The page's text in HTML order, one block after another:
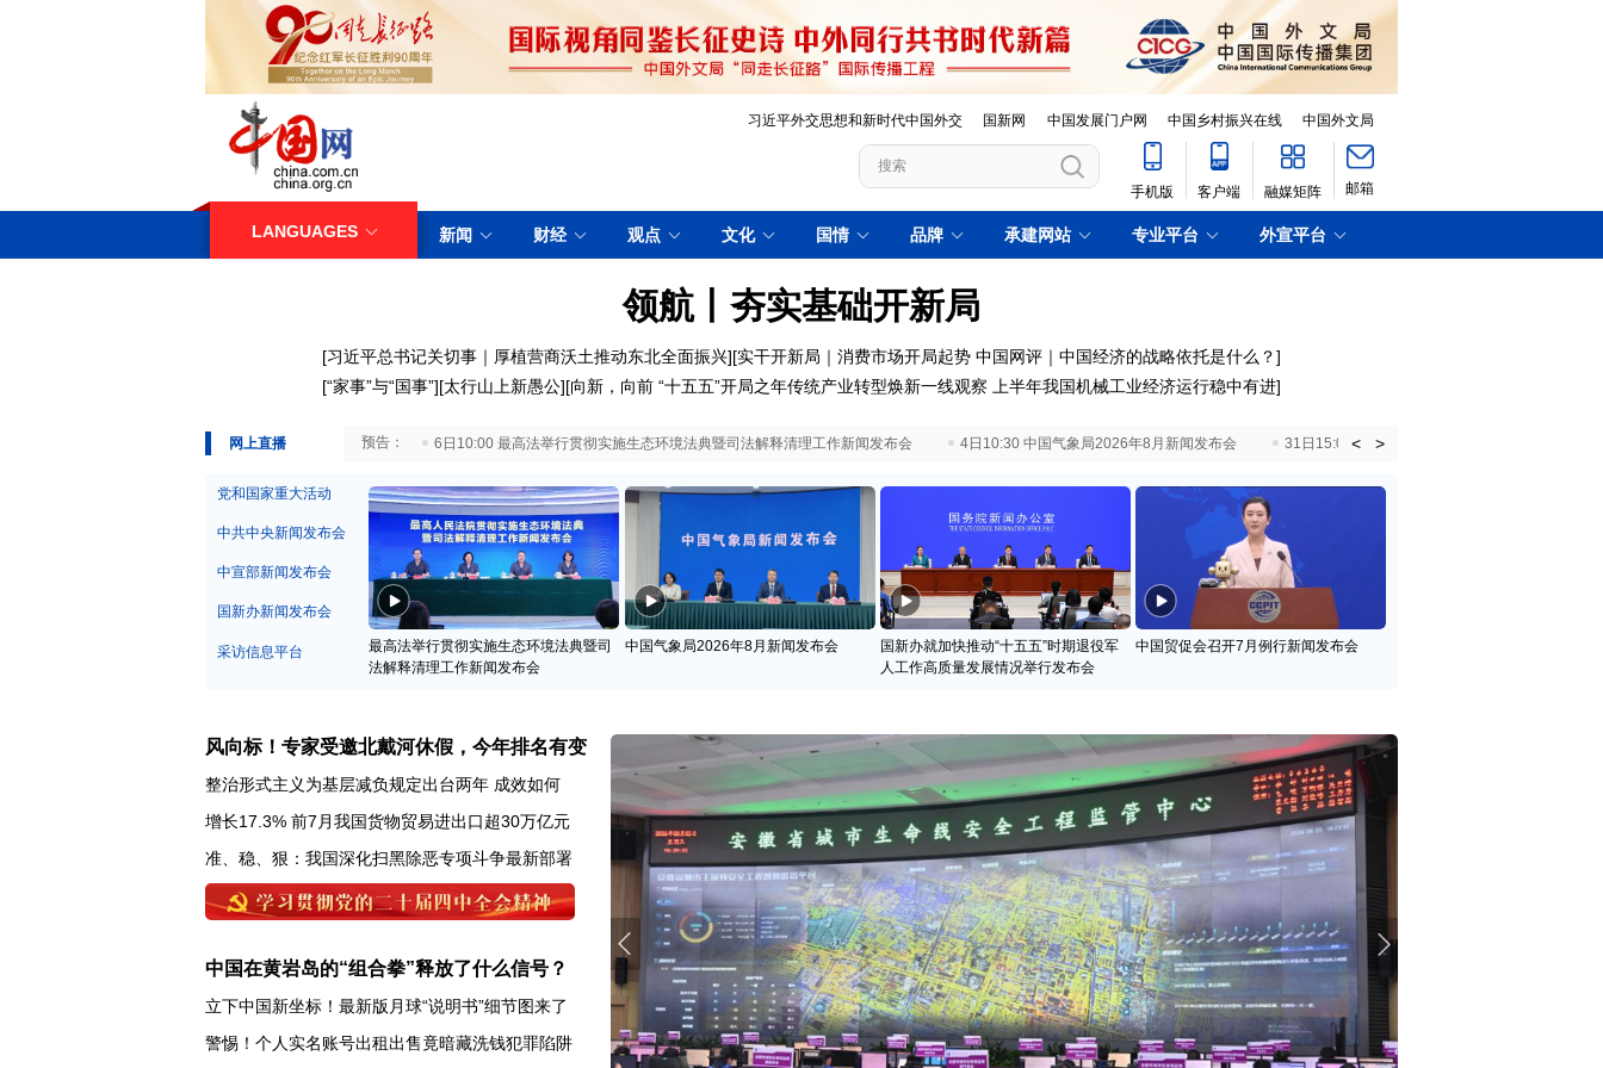
习近平外交思想和新时代中国外交 国新网 中国发展门户网 中国乡村振兴在线 中国外文局
手机版 客户端 融媒矩阵 邮箱
LANGUAGES 新闻 财经 观点 文化 国情 品牌 承建网站 专业平台 外宣平台
领航丨夯实基础开新局
[习近平总书记关切事｜厚植营商沃土推动东北全面振兴][实干开新局｜消费市场开局起势 中国网评｜中国经济的战略依托是什么？]
[“家事”与“国事”][太行山上新愚公][向新，向前 “十五五”开局之年传统产业转型焕新一线观察 上半年我国机械工业经济运行稳中有进]
网上直播
29日10:00 国务院台湾事务办公室7月29日举行新闻发布会 6日10:00 最高法举行贯彻实施生态环境法典暨司法解释清理工作新闻发布会 4日10:30 中国气象局2026年8月新闻发布会 31日15:00 国新办就加快推动“十五五”时期退役
< >
党和国家重大活动
中共中央新闻发布会
中宣部新闻发布会
国新办新闻发布会
采访信息平台
最高法举行贯彻实施生态环境法典暨司
法解释清理工作新闻发布会
中国气象局2026年8月新闻发布会
国新办就加快推动“十五五”时期退役军
人工作高质量发展情况举行发布会
中国贸促会召开7月例行新闻发布会
风向标！专家受邀北戴河休假，今年排名有变
整治形式主义为基层减负规定出台两年 成效如何
增长17.3% 前7月我国货物贸易进出口超30万亿元
准、稳、狠：我国深化扫黑除恶专项斗争最新部署
中国在黄岩岛的“组合拳”释放了什么信号？
立下中国新坐标！最新版月球“说明书”细节图来了
警惕！个人实名账号出租出售竟暗藏洗钱犯罪陷阱